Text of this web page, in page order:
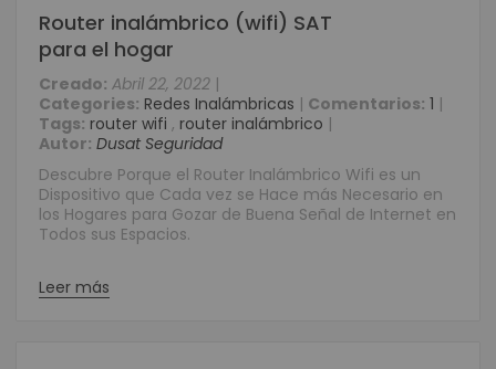
Router inalámbrico (wifi) SAT
para el hogar
Creado: Abril 22, 2022 |
Categories: Redes Inalámbricas | Comentarios: 1 |
Tags: router wifi , router inalámbrico |
Autor: Dusat Seguridad
Descubre Porque el Router Inalámbrico Wifi es un
Dispositivo que Cada vez se Hace más Necesario en
los Hogares para Gozar de Buena Señal de Internet en
Todos sus Espacios.
Leer más